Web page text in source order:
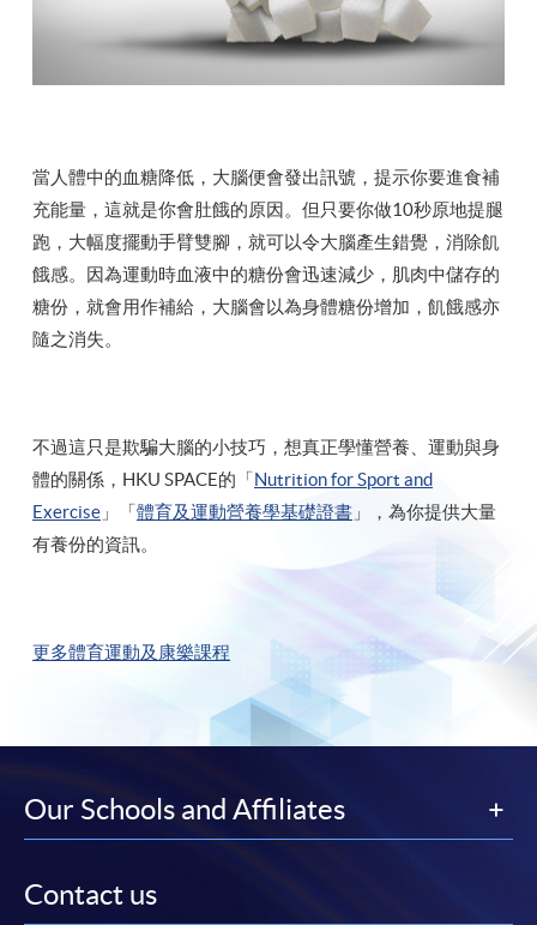
當人體中的血糖降低，大腦便會發出訊號，提示你要進食補
充能量，這就是你會肚餓的原因。但只要你做10秒原地提腿
跑，大幅度擺動手臂雙腳，就可以令大腦產生錯覺，消除飢
餓感。因為運動時血液中的糖份會迅速減少，肌肉中儲存的
糖份，就會用作補給，大腦會以為身體糖份增加，飢餓感亦
隨之消失。
不過這只是欺騙大腦的小技巧，想真正學懂營養、運動與身
體的關係，HKU SPACE的「Nutrition for Sport and
Exercise 」「體育及運動營養學基礎證書 」，為你提供大量
有養份的資訊。
更多體育運動及康樂課程
Our Schools and Affiliates
Contact us